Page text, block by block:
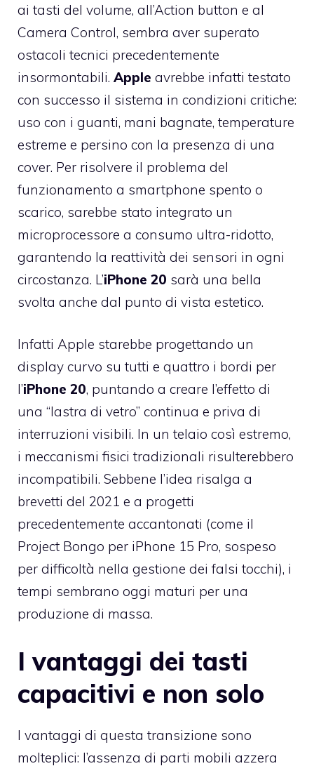
ai tasti del volume, all’Action button e al
Camera Control, sembra aver superato
ostacoli tecnici precedentemente
insormontabili. Apple avrebbe infatti testato
con successo il sistema in condizioni critiche:
uso con i guanti, mani bagnate, temperature
estreme e persino con la presenza di una
cover. Per risolvere il problema del
funzionamento a smartphone spento o
scarico, sarebbe stato integrato un
microprocessore a consumo ultra-ridotto,
garantendo la reattività dei sensori in ogni
circostanza. L’iPhone 20 sarà una bella
svolta anche dal punto di vista estetico.
Infatti Apple starebbe progettando un
display curvo su tutti e quattro i bordi per
l’iPhone 20, puntando a creare l’effetto di
una “lastra di vetro” continua e priva di
interruzioni visibili. In un telaio così estremo,
i meccanismi fisici tradizionali risulterebbero
incompatibili. Sebbene l’idea risalga a
brevetti del 2021 e a progetti
precedentemente accantonati (come il
Project Bongo per iPhone 15 Pro, sospeso
per difficoltà nella gestione dei falsi tocchi), i
tempi sembrano oggi maturi per una
produzione di massa.
I vantaggi dei tasti
capacitivi e non solo
I vantaggi di questa transizione sono
molteplici: l’assenza di parti mobili azzera